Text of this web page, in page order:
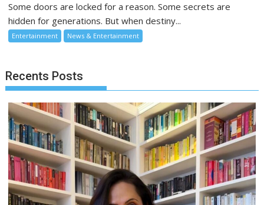
Some doors are locked for a reason. Some secrets are
hidden for generations. But when destiny...
Entertainment News & Entertainment
Recents Posts